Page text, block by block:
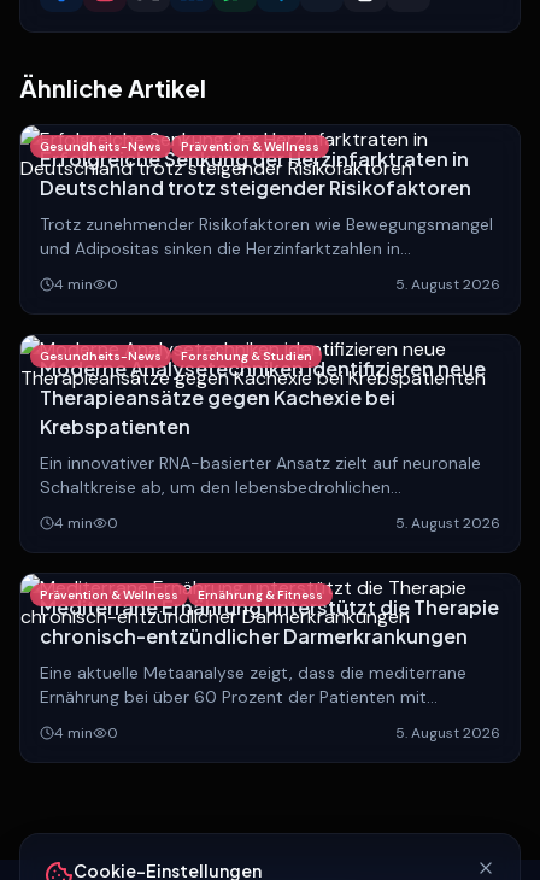
Ähnliche Artikel
Gesundheits-News Prävention & Wellness
Erfolgreiche Senkung der Herzinfarktraten in
Deutschland trotz steigender Risikofaktoren
Trotz zunehmender Risikofaktoren wie Bewegungsmangel
und Adipositas sinken die Herzinfarktzahlen in
Deutschland. Experten analysieren die Gründe hinter
dieser positiven Entwicklung.
4 min 0 5. August 2026
Gesundheits-News Forschung & Studien
Moderne Analysetechniken identifizieren neue
Therapieansätze gegen Kachexie bei
Krebspatienten
Ein innovativer RNA-basierter Ansatz zielt auf neuronale
Schaltkreise ab, um den lebensbedrohlichen
Muskelschwund bei Krebserkrankungen zu stoppen und
die Lebensqualität Betroffener zu verbessern.
4 min 0 5. August 2026
Prävention & Wellness Ernährung & Fitness
Mediterrane Ernährung unterstützt die Therapie
chronisch-entzündlicher Darmerkrankungen
Eine aktuelle Metaanalyse zeigt, dass die mediterrane
Ernährung bei über 60 Prozent der Patienten mit
chronisch-entzündlichen Darmerkrankungen die
Standardtherapie effektiv ergänzt.
4 min 0 5. August 2026
Cookie-Einstellungen